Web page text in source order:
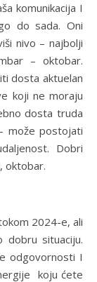
komunikacija I
do sada. Oni
nivo – najbolji
– oktobar.
dosta aktuelan
koji ne moraju
dosta truda
može postojati
Dobri
oktobar.
2024-e, ali
situaciju.
odgovornosti I
koju ćete